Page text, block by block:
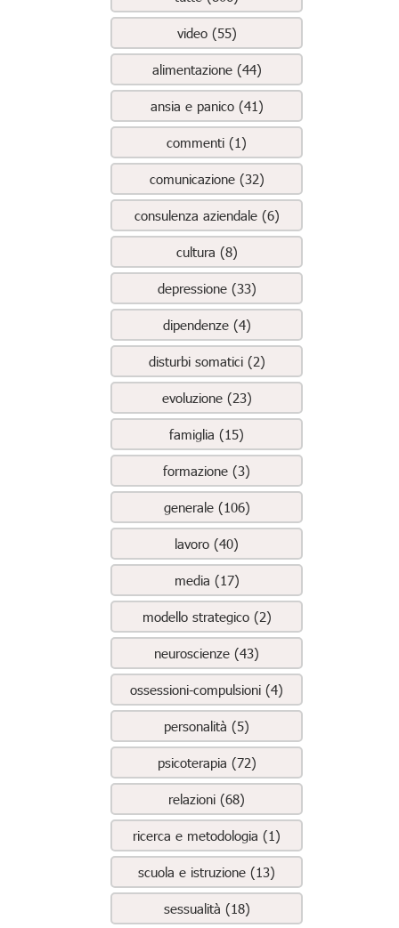
video (55)
alimentazione (44)
ansia e panico (41)
commenti (1)
comunicazione (32)
consulenza aziendale (6)
cultura (8)
depressione (33)
dipendenze (4)
disturbi somatici (2)
evoluzione (23)
famiglia (15)
formazione (3)
generale (106)
lavoro (40)
media (17)
modello strategico (2)
neuroscienze (43)
ossessioni-compulsioni (4)
personalità (5)
psicoterapia (72)
relazioni (68)
ricerca e metodologia (1)
scuola e istruzione (13)
sessualità (18)